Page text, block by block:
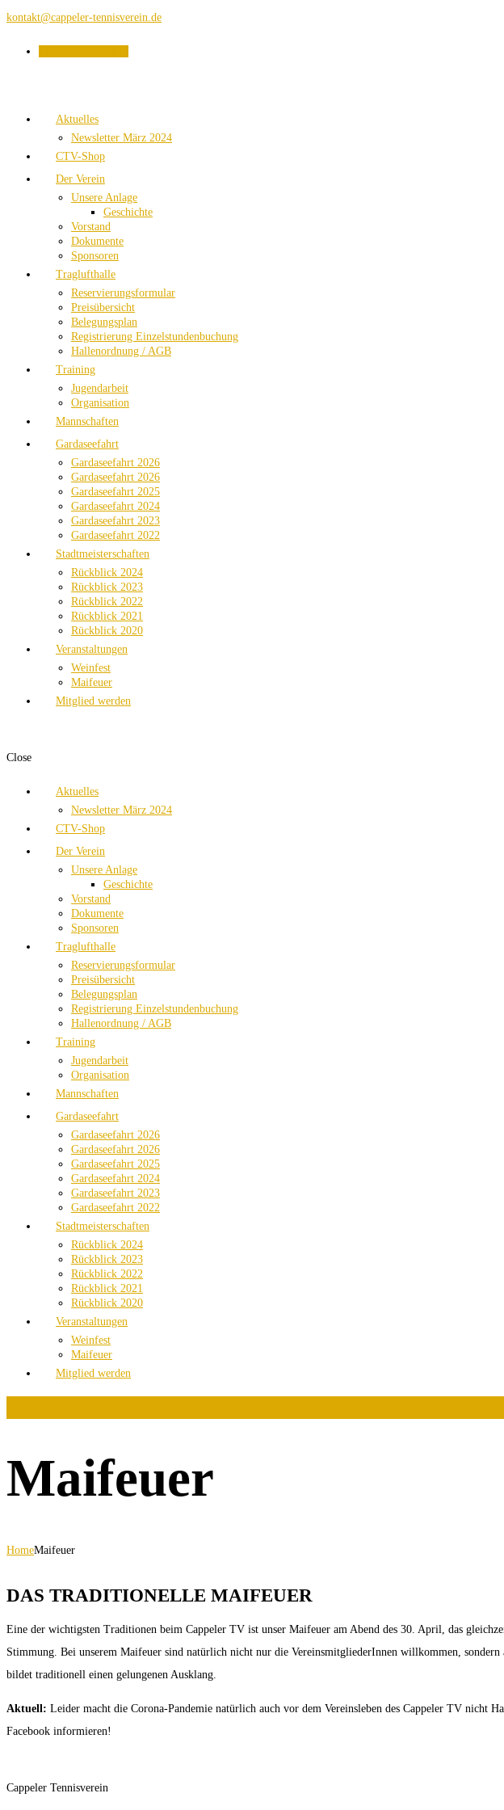
kontakt@cappeler-tennisverein.de
Aktuelles
Newsletter März 2024
CTV-Shop
Der Verein
Unsere Anlage
Geschichte
Vorstand
Dokumente
Sponsoren
Traglufthalle
Reservierungsformular
Preisübersicht
Belegungsplan
Registrierung Einzelstundenbuchung
Hallenordnung / AGB
Training
Jugendarbeit
Organisation
Mannschaften
Gardaseefahrt
Gardaseefahrt 2026
Gardaseefahrt 2026
Gardaseefahrt 2025
Gardaseefahrt 2024
Gardaseefahrt 2023
Gardaseefahrt 2022
Stadtmeisterschaften
Rückblick 2024
Rückblick 2023
Rückblick 2022
Rückblick 2021
Rückblick 2020
Veranstaltungen
Weinfest
Maifeuer
Mitglied werden
Close
Aktuelles
Newsletter März 2024
CTV-Shop
Der Verein
Unsere Anlage
Geschichte
Vorstand
Dokumente
Sponsoren
Traglufthalle
Reservierungsformular
Preisübersicht
Belegungsplan
Registrierung Einzelstundenbuchung
Hallenordnung / AGB
Training
Jugendarbeit
Organisation
Mannschaften
Gardaseefahrt
Gardaseefahrt 2026
Gardaseefahrt 2026
Gardaseefahrt 2025
Gardaseefahrt 2024
Gardaseefahrt 2023
Gardaseefahrt 2022
Stadtmeisterschaften
Rückblick 2024
Rückblick 2023
Rückblick 2022
Rückblick 2021
Rückblick 2020
Veranstaltungen
Weinfest
Maifeuer
Mitglied werden
Maifeuer
HomeMaifeuer
DAS TRADITIONELLE MAIFEUER
Eine der wichtigsten Traditionen beim Cappeler TV ist unser Maifeuer am Abend des 30. April, das
Stimmung. Bei unserem Maifeuer sind natürlich nicht nur die VereinsmitgliederInnen willkommen,
bildet traditionell einen gelungenen Ausklang.
Aktuell: Leider macht die Corona-Pandemie natürlich auch vor dem Vereinsleben des Cappeler TV nicht
Facebook informieren!
Cappeler Tennisverein